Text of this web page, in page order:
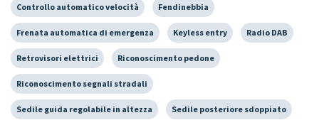
Controllo automatico velocità Fendinebbia
Frenata automatica di emergenza Keyless entry Radio DAB
Retrovisori elettrici Riconoscimento pedone
Riconoscimento segnali stradali
Sedile guida regolabile in altezza Sedile posteriore sdoppiato